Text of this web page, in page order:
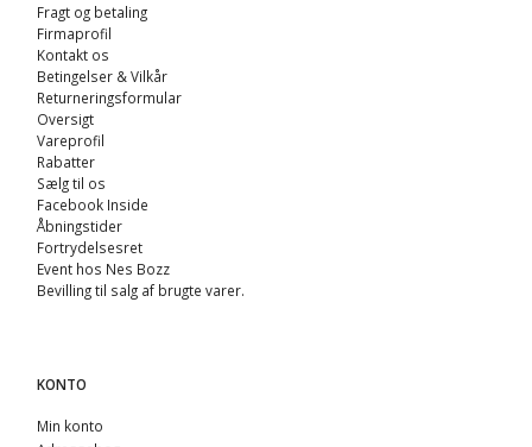
Fragt og betaling
Firmaprofil
Kontakt os
Betingelser & Vilkår
Returneringsformular
Oversigt
Vareprofil
Rabatter
Sælg til os
Facebook Inside
Åbningstider
Fortrydelsesret
Event hos Nes Bozz
Bevilling til salg af brugte varer.
KONTO
Min konto